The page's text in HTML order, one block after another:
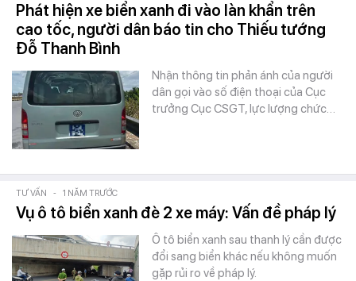
Phát hiện xe biển xanh đi vào làn khẩn trên
cao tốc, người dân báo tin cho Thiếu tướng
Đỗ Thanh Bình
Nhận thông tin phản ánh của người
dân gọi vào số điện thoại của Cục
trưởng Cục CSGT, lực lượng chức…
TƯ VẤN - 1 NĂM TRƯỚC
Vụ ô tô biển xanh đè 2 xe máy: Vấn đề pháp lý
Ô tô biển xanh sau thanh lý cần được
đổi sang biển khác nếu không muốn
gặp rủi ro về pháp lý.